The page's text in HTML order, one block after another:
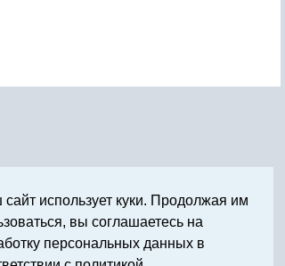
использует куки. Продолжая им
вы соглашаетесь на
персональных данных в